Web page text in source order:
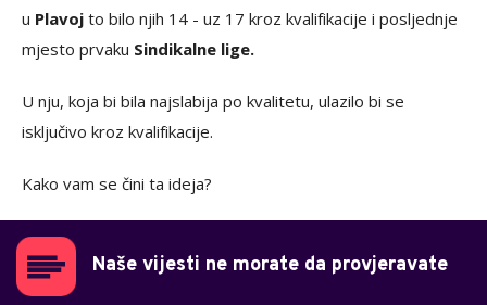
u Plavoj to bilo njih 14 - uz 17 kroz kvalifikacije i posljednje
mjesto prvaku Sindikalne lige.
U nju, koja bi bila najslabija po kvalitetu, ulazilo bi se
isključivo kroz kvalifikacije.
Kako vam se čini ta ideja?
Naše vijesti ne morate da provjeravate